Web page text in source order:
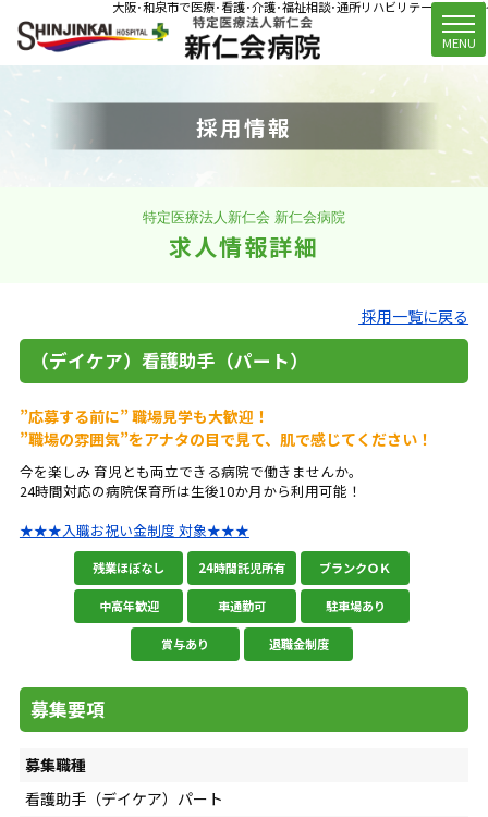
大阪･和泉市で医療･看護･介護･福祉相談･通所リハビリテーション(デ
t
o
l
e
a
t
i
n
MENU
採用情報
特定医療法人新仁会 新仁会病院
求人情報詳細
採用一覧に戻る
（デイケア）看護助手（パート）
”応募する前に” 職場見学も大歓迎！
”職場の雰囲気”をアナタの目で見て、肌で感じてください！
今を楽しみ 育児とも両立できる病院で働きませんか。
24時間対応の病院保育所は生後10か月から利用可能！
★★★入職お祝い金制度 対象★★★
残業ほぼなし 24時間託児所有 ブランクＯＫ
中高年歓迎 車通勤可 駐車場あり
賞与あり 退職金制度
募集要項
募集職種
看護助手（デイケア）パート